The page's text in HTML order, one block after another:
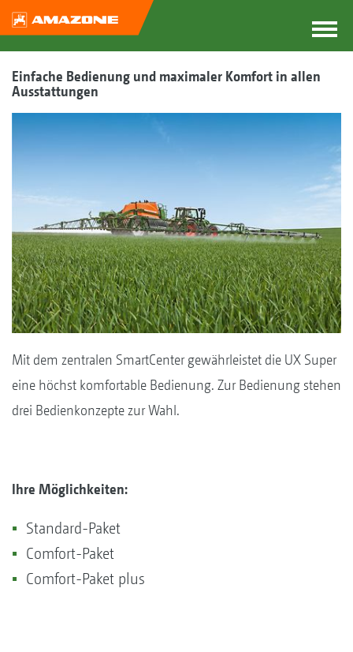
Einfache Bedienung und maximaler Komfort in allen
Ausstattungen
Mit dem zentralen SmartCenter gewährleistet die UX Super
eine höchst komfortable Bedienung. Zur Bedienung stehen
drei Bedienkonzepte zur Wahl.
Ihre Möglichkeiten:
Standard-Paket
Comfort-Paket
Comfort-Paket plus